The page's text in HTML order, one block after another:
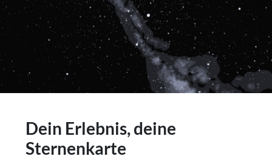
Dein Erlebnis, deine
Sternenkarte